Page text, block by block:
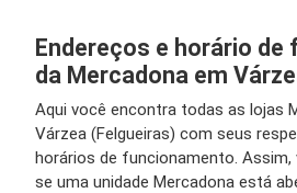
Endereços e horário
da Mercadona em
Aqui você encontra todas as lojas
Várzea (Felgueiras) com seus
horários de funcionamento. Assim,
se uma unidade Mercadona está